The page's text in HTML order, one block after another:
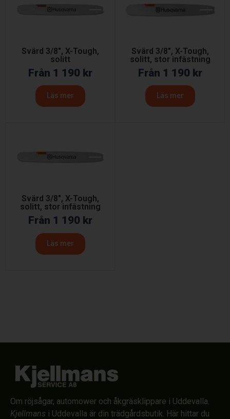
Svärd 3/8″, X-Tough,
solitt
Från 1 190 kr
Läs mer
Svärd 3/8″, X-Tough,
solitt, stor infästning
Från 1 190 kr
Läs mer
Svärd 3/8″, X-Tough,
solitt, stor infästning
Från 1 190 kr
Läs mer
Om röjsågar, automower och åkgräsklippare i Uddevalla.
Kjellmans i Uddevalla är din trädgårdsbutik. Här hittar du